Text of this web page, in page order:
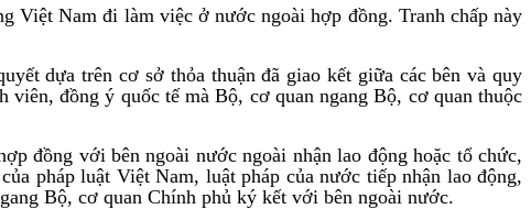
Việt Nam đi làm việc ở nước ngoài hợp đồng. Tranh chấp này
dựa trên cơ sở thỏa thuận đã giao kết giữa các bên và quy
đồng ý quốc tế mà Bộ, cơ quan ngang Bộ, cơ quan thuộc
đồng với bên ngoài nước ngoài nhận lao động hoặc tổ chức,
pháp luật Việt Nam, luật pháp của nước tiếp nhận lao động,
Bộ, cơ quan Chính phủ ký kết với bên ngoài nước.